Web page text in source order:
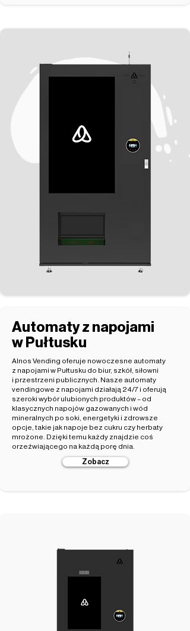
Automaty z napojami
w Pułtusku
Alnos Vending oferuje nowoczesne automaty
z napojami w Pułtusku do biur, szkół, siłowni
i przestrzeni publicznych. Nasze automaty
vendingowe z napojami działają 24/7 i oferują
szeroki wybór ulubionych produktów – od
klasycznych napojów gazowanych i wód
mineralnych po soki, energetyki i zdrowsze
opcje, takie jak napoje bez cukru czy herbaty
mrożone. Dzięki temu każdy znajdzie coś
orzeźwiającego na każdą porę dnia.
Zobacz